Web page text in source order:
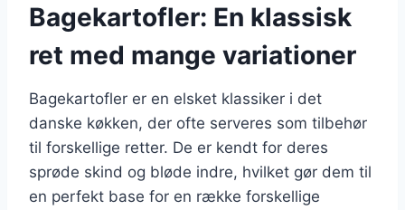
Bagekartofler: En klassisk
ret med mange variationer
Bagekartofler er en elsket klassiker i det
danske køkken, der ofte serveres som tilbehør
til forskellige retter. De er kendt for deres
sprøde skind og bløde indre, hvilket gør dem til
en perfekt base for en række forskellige